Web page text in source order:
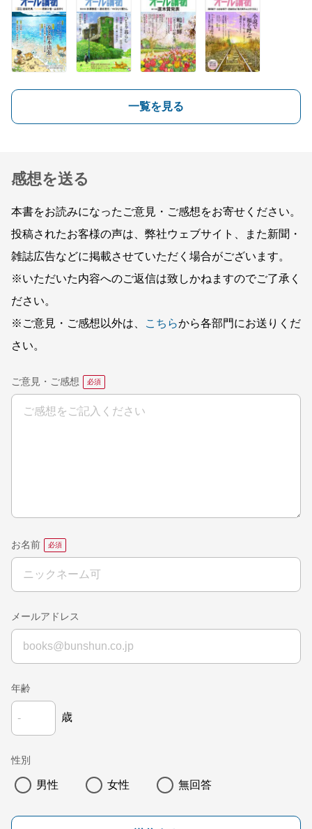
一覧を見る
感想を送る
本書をお読みになったご意見・ご感想をお寄せください。
投稿されたお客様の声は、弊社ウェブサイト、また新聞・
雑誌広告などに掲載させていただく場合がございます。
※いただいた内容へのご返信は致しかねますのでご了承く
ださい。
※ご意見・ご感想以外は、
こちらから各部門にお送りくだ
さい。
ご意見・ご感想
お名前
メールアドレス
年齢
歳
性別
男性 女性 無回答